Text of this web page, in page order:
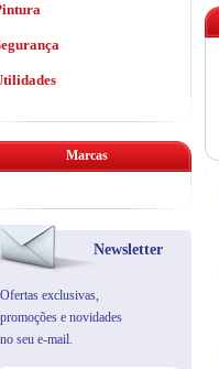
Marcas
Newsletter
Ofertas exclusivas,
promoções e novidades
no seu e-mail.